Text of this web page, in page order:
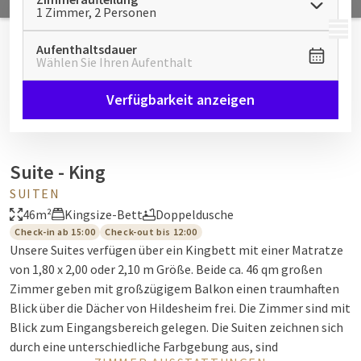
MENÜ
1 Zimmer, 2 Personen
Aufenthaltsdauer
Wählen Sie Ihren Aufenthalt
Verfügbarkeit anzeigen
Suite - King
SUITEN
46m²
Kingsize-Bett Doppeldusche
Check-in ab 15:00 Check-out bis 12:00
Unsere Suites verfügen über ein Kingbett mit einer Matratze
von 1,80 x 2,00 oder 2,10 m Größe. Beide ca. 46 qm großen
Zimmer geben mit großzügigem Balkon einen traumhaften
Blick über die Dächer von Hildesheim frei. Die Zimmer sind mit
Blick zum Eingangsbereich gelegen. Die Suiten zeichnen sich
durch eine unterschiedliche Farbgebung aus, sind